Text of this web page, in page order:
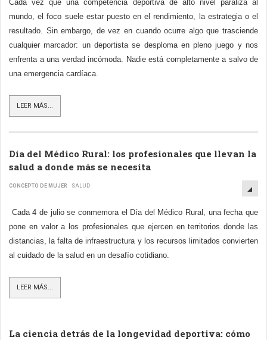
Cada vez que una competencia deportiva de alto nivel paraliza al
mundo, el foco suele estar puesto en el rendimiento, la estrategia o el
resultado. Sin embargo, de vez en cuando ocurre algo que trasciende
cualquier marcador: un deportista se desploma en pleno juego y nos
enfrenta a una verdad incómoda. Nadie está completamente a salvo de
una emergencia cardíaca.
LEER MÁS...
Día del Médico Rural: los profesionales que llevan la
salud a donde más se necesita
CONCEPTO DE MUJER SALUD
Cada 4 de julio se conmemora el Día del Médico Rural, una fecha que
pone en valor a los profesionales que ejercen en territorios donde las
distancias, la falta de infraestructura y los recursos limitados convierten
al cuidado de la salud en un desafío cotidiano.
LEER MÁS...
La ciencia detrás de la longevidad deportiva: cómo